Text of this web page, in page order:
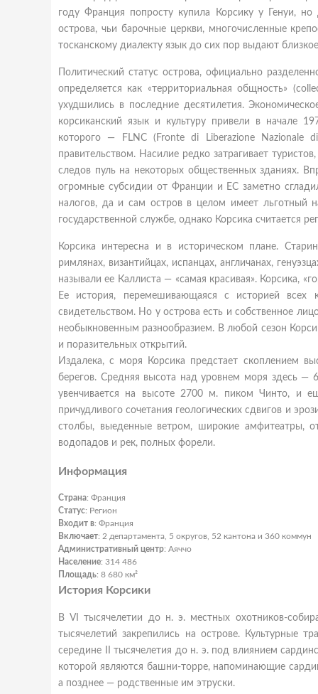
году Франция попросту купила Корсику у Генуи,
острова, чьи барочные церкви, многочисленные
тосканскому диалекту язык до сих пор выдают
Политический статус острова, официально
определяется как «территориальная общность»
ухудшились в последние десятилетия.
корсиканский язык и культуру привели в начале
которого — FLNC (Fronte di Liberazione Nazionale
правительством. Насилие редко затрагивает
следов пуль на некоторых общественных зданиях.
огромные субсидии от Франции и ЕС заметно
налогов, да и сам остров в целом имеет льготный
государственной службе, однако Корсика считается
Корсика интересна и в историческом плане.
римлянах, византийцах, испанцах, англичанах,
называли ее Каллиста — «самая красивая». Корсика,
Ее история, перемешивающаяся с историей всех
свидетельством. Но у острова есть и собственное
необыкновенным разнообразием. В любой сезон
и поразительных открытий.
Издалека, с моря Корсика предстает скоплением
берегов. Средняя высота над уровнем моря здесь
увенчивается на высоте 2700 м. пиком Чинто, и
причудливого сочетания геологических сдвигов и
столбы, выеденные ветром, широкие амфитеатры,
водопадов и рек, полных форели.
Информация
Страна: Франция
Статус: Регион
Входит в: Франция
Включает: 2 департамента, 5 округов, 52 кантона и 360 коммун
Административный центр: Аяччо
Население: 314 486
Площадь: 8 680 км²
История Корсики
В VI тысячелетии до н. э. местных охотников-
тысячелетий закрепились на острове. Культурные
середине II тысячелетия до н. э. под влиянием
которой являются башни-торре, напоминающие
а позднее — родственные им этруски.